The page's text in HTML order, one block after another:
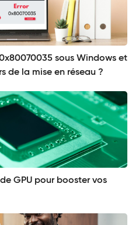
sous Windows et
de la mise en réseau ?
GPU pour booster vos